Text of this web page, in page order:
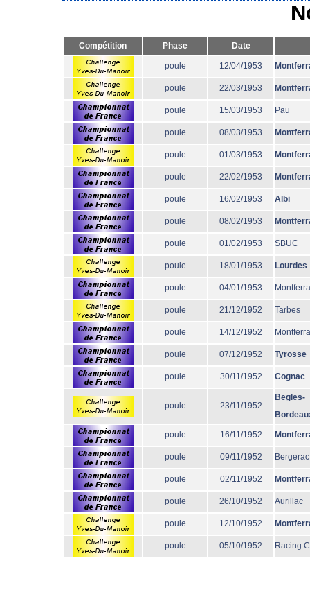
Compétition Phase Date
poule 12/04/1953
poule 22/03/1953
poule 15/03/1953 Pau
poule 08/03/1953
poule 01/03/1953
poule 22/02/1953
poule 16/02/1953 Albi
poule 08/02/1953
poule 01/02/1953 SBUC
poule 18/01/1953 Lourdes
poule 04/01/1953
poule 21/12/1952 Tarbes
poule 14/12/1952
poule 07/12/1952 Tyrosse
poule 30/11/1952 Cognac
poule 23/11/1952
Begles-
poule 16/11/1952
poule 09/11/1952 Bergerac
poule 02/11/1952
poule 26/10/1952 Aurillac
poule 12/10/1952
poule 05/10/1952 Racing